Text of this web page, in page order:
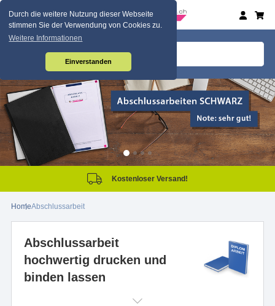
Durch die weitere Nutzung dieser Webseite
stimmen Sie der Verwendung von Cookies zu.
Weitere Informationen
Einverstanden
Kostenloser Versand!
HomeAbschlussarbeit
Abschlussarbeit
hochwertig drucken und
binden lassen